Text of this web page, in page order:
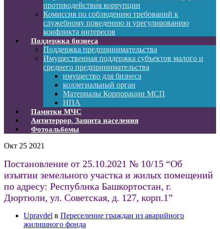
противодействия коррупции
Комиссия по соблюдению требований к
служебному поведению и урегулированию
конфликта интересов
Поддержка бизнеса
Поддержка предпринимательства
Имущественная поддержка субъектов малого и
среднего предпринимательства
имущество для бизнеса
коллегиальный орган
Материалы Корпорации МСП
НПА
Памятки МЧС
Антитеррор. Защита населения
Фотоальбомы
Окт 25 2021
Постановление от 25.10.2021 № 10/15 “Об
изъятии земельного участка и жилых помещений
по адресу: Республика Башкортостан, г.
Дюртюли, ул. Советская, д. 127, корп.1”
Upravdel в Переселение граждан из аварийного
жилищного фонда